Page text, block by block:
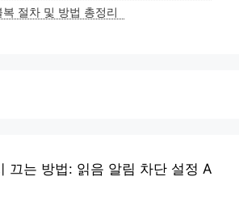
복 절차 및 방법 총정리
끄는 방법: 읽음 알림 차단 설정 A